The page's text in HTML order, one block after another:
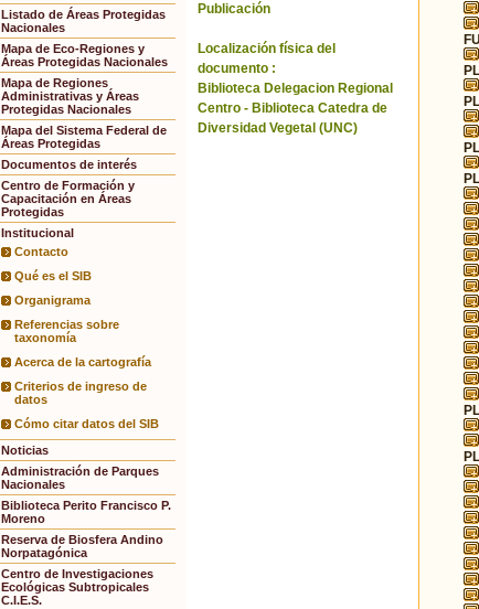
Listado de Áreas Protegidas
Nacionales
Mapa de Eco-Regiones y
Áreas Protegidas Nacionales
Mapa de Regiones
Administrativas y Áreas
Protegidas Nacionales
Mapa del Sistema Federal de
Áreas Protegidas
Documentos de interés
Centro de Formación y
Capacitación en Áreas
Protegidas
Institucional
Contacto
Qué es el SIB
Organigrama
Referencias sobre
taxonomía
Acerca de la cartografía
Criterios de ingreso de
datos
Cómo citar datos del SIB
Noticias
Administración de Parques
Nacionales
Biblioteca Perito Francisco P.
Moreno
Reserva de Biosfera Andino
Norpatagónica
Centro de Investigaciones
Ecológicas Subtropicales
C.I.E.S.
Publicación
Localización física del
documento :
Biblioteca Delegacion Regional
Centro - Biblioteca Catedra de
Diversidad Vegetal (UNC)